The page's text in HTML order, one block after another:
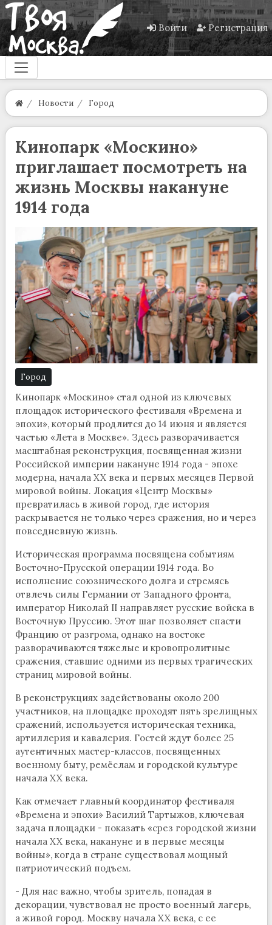
Войти Регистрация
Новости Город
Кинопарк «Москино»
приглашает посмотреть на
жизнь Москвы накануне
1914 года
Город
Кинопарк «Москино» стал одной из ключевых
площадок исторического фестиваля «Времена и
эпохи», который продлится до 14 июня и является
частью «Лета в Москве». Здесь разворачивается
масштабная реконструкция, посвященная жизни
Российской империи накануне 1914 года - эпохе
модерна, начала XX века и первых месяцев Первой
мировой войны. Локация «Центр Москвы»
превратилась в живой город, где история
раскрывается не только через сражения, но и через
повседневную жизнь.
Историческая программа посвящена событиям
Восточно-Прусской операции 1914 года. Во
исполнение союзнического долга и стремясь
отвлечь силы Германии от Западного фронта,
император Николай II направляет русские войска в
Восточную Пруссию. Этот шаг позволяет спасти
Францию от разгрома, однако на востоке
разворачиваются тяжелые и кровопролитные
сражения, ставшие одними из первых трагических
страниц мировой войны.
В реконструкциях задействованы около 200
участников, на площадке проходят пять зрелищных
сражений, используется историческая техника,
артиллерия и кавалерия. Гостей ждут более 25
аутентичных мастер-классов, посвященных
военному быту, ремёслам и городской культуре
начала XX века.
Как отмечает главный координатор фестиваля
«Времена и эпохи» Василий Тартыжов, ключевая
задача площадки - показать «срез городской жизни
начала XX века, накануне и в первые месяцы
войны», когда в стране существовал мощный
патриотический подъем.
- Для нас важно, чтобы зритель, попадая в
декорации, чувствовал не просто военный лагерь,
а живой город. Москву начала XX века, с ее